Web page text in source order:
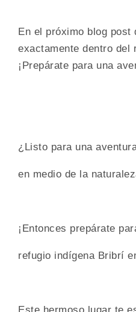
En el próximo blog post
exactamente dentro del
¡Prepárate para una
¿Listo para una
en medio de la
¡Entonces prepárate
refugio indígena Bribrí
Este hermoso lugar te